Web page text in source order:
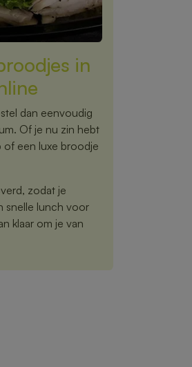
in
dan eenvoudig
Of je nu zin hebt
of een luxe broodje
zodat je
snelle lunch voor
klaar om je van